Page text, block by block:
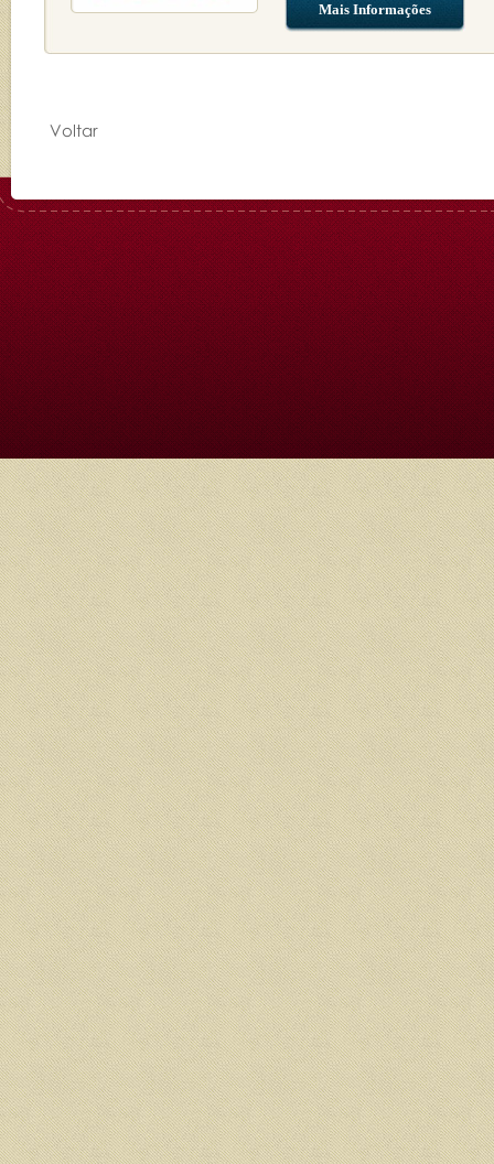
Mais Informações
Voltar